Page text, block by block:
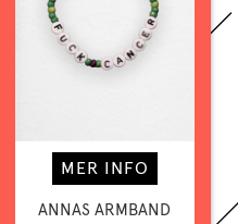
MER INFO
ANNAS ARMBAND